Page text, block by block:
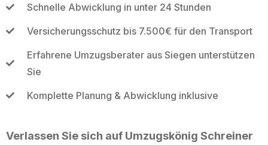
Schnelle Abwicklung in unter 24 Stunden
Versicherungsschutz bis 7.500€ für den Transport
Erfahrene Umzugsberater aus Siegen unterstützen
Sie
Komplette Planung & Abwicklung inklusive
Verlassen Sie sich auf Umzugskönig Schreiner